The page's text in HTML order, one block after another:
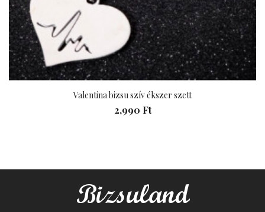
Valentina bizsu szív ékszer szett
2,990 Ft